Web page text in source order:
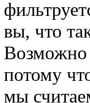
вы, что
Возможно
потому
мы